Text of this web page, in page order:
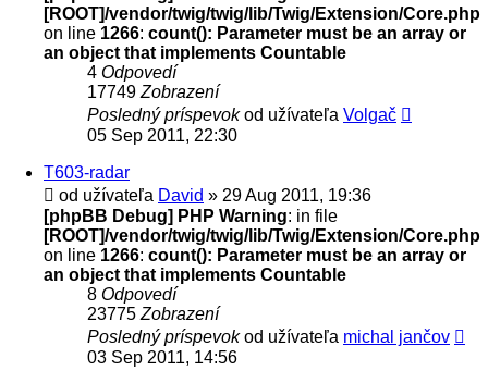
[ROOT]/vendor/twig/twig/lib/Twig/Extension/Core.php
on line 1266: count(): Parameter must be an array or
an object that implements Countable
4 Odpovedí
17749 Zobrazení
Posledný príspevokod užívateľa Volgač
05 Sep 2011, 22:30
T603-radar
od užívateľa David » 29 Aug 2011, 19:36
[phpBB Debug] PHP Warning: in file
[ROOT]/vendor/twig/twig/lib/Twig/Extension/Core.php
on line 1266: count(): Parameter must be an array or
an object that implements Countable
8 Odpovedí
23775 Zobrazení
Posledný príspevokod užívateľa michal jančov
03 Sep 2011, 14:56